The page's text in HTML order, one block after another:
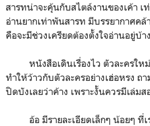
สารทน่าจะคุ้นกับสไตล์งานของเค้า เ
อ่านยากเท่าพันสารท มีบรรยากาศค
คือจะมีช่วงเครียดต้องตั้งใจอ่านอยู่บ้
หนังสือเดินเรื่องไว ตัวละครใหม่
ทำให้ว้าวกับตัวละครอย่างเฮ่อหรง ถ
ปิดบังเลยว่าค้าง เพราะงั้นควรมีเล่ม
อ้อ มีรายละเอียดเล็กๆ น้อยๆ ที่เ